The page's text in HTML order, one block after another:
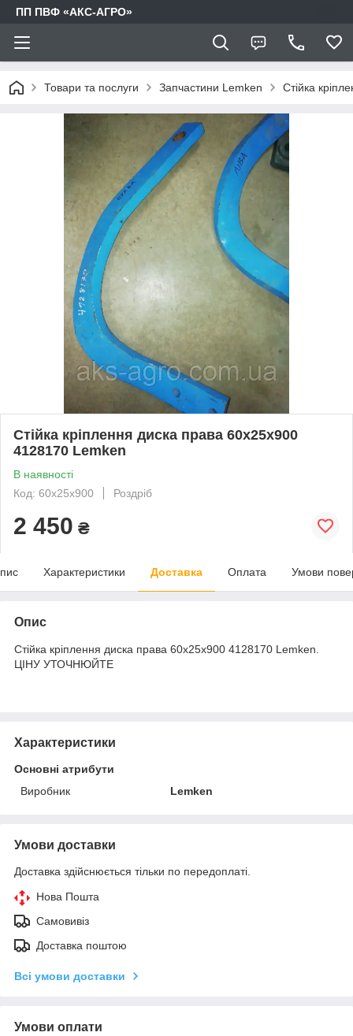
ПП ПВФ «АКС-АГРО»
Товари та послуги Запчастини Lemken Стійка
Стійка кріплення диска права 60х25х900
4128170 Lemken
В наявності
Код: 60х25х900
Роздріб
2 450 ₴
Характеристики Доставка Оплата Умови
Опис
Стійка кріплення диска права 60х25х900 4128170 Lemken.
ЦІНУ УТОЧНЮЙТЕ
Характеристики
Основні атрибути
Виробник
Lemken
Умови доставки
Доставка здійснюється тільки по передоплаті.
Нова Пошта
Самовивіз
Доставка поштою
Всі умови доставки
Умови оплати